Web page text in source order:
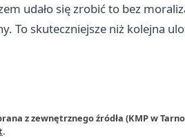
udało się zrobić to bez
To skuteczniejsze niż kolejna
z zewnętrznego źródła (KMP w
.